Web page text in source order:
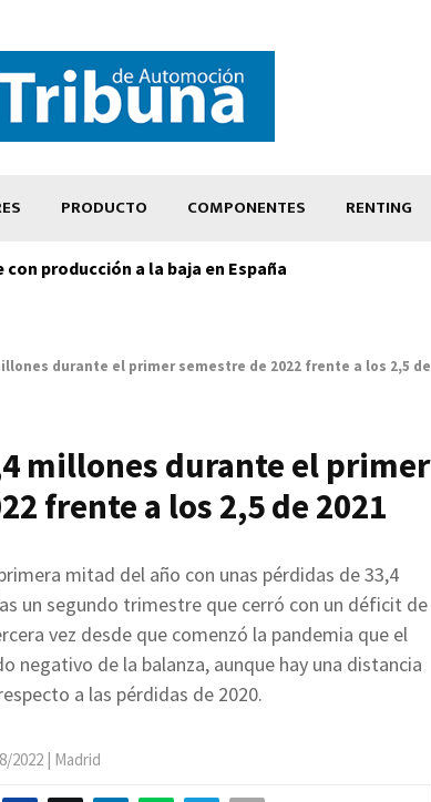
PRODUCTO COMPONENTES RENTING
producción a la baja en España
durante el primer semestre de 2022 frente a los 2,5 de
millones durante el primer
frente a los 2,5 de 2021
mitad del año con unas pérdidas de 33,4
un segundo trimestre que cerró con un déficit de
vez desde que comenzó la pandemia que el
negativo de la balanza, aunque hay una distancia
a las pérdidas de 2020.
2022 | Madrid